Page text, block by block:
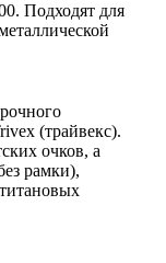
Подходят для
(трайвекс).
очков, а
рамки),